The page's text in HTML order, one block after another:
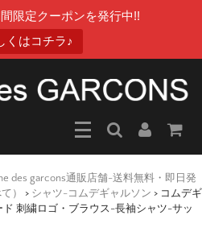
限定クーポンを発行中!!
くはコチラ♪
des garcons通販店舗-送料無料・即日発
） > シャツ-コムデギャルソン > コムデギ
刺繍ロゴ・ブラウス-長袖シャツ-サッ